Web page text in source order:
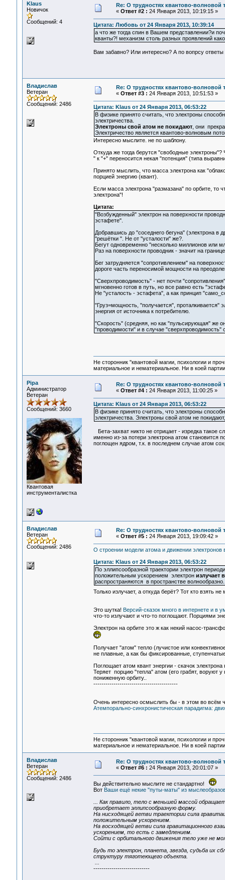
Klaus
Новичок
Сообщений: 4
Re: О трудностях квантово-волновой
« Ответ #2 : 24 Января 2013, 10:19:15 »
Цитата: Любовь от 24 Января 2013, 10:39:14
а что же тогда спин в Вашем представлении?и
кванты?! механизм столь разных проявлений
Вам забавно? Или интересно? А по вопрсу
Владислав
Ветеран
Сообщений: 2486
Re: О трудностях квантово-волновой
« Ответ #3 : 24 Января 2013, 10:51:53 »
Цитата: Klaus от 24 Января 2013, 06:53:22
В физике принято считать, что электроны
электричества.
Электроны свой атом не покидают, они
Электричество является квантово-волновым
Интересно мыслите. не по шаблону.
Откуда же тогда берутся "свободные
" к "+" переносится некая "потенция" (типа
Принято мыслить, что масса электрона как
порцией энергию (квант).
Если масса электрона "размазана" по орбите, то
электрона"!
Цитата:
"Возбужденный" электрон на поверхности
эстафете".
Добравшись до "соседнего бегуна" (электрона в
"решётки ". Не от "усталости" же?.
Бегут одновременно "несколько миллионов или
Раз на поверхности проводник - значит на
Бег затрудняется "сопротивлением" на
дороге часть переносимой мощности на
"Сверхпроводимость" - нет почти
мгновенно готов в путь, но все равно есть
Не "усталость - эстафета", а как принцип
"Груз=мощность, "получается",
энергия от источника к потребителю.
"Скорость" (средняя, но как "пульсирующая" же
"проводимости" и в случае "сверхпроводимость"
Не сторонник "квантовой магии, психологии и
материальное и нематериальное. Ни в коей
Pipa
Администратор
Ветеран
Сообщений: 3660
Квантовая
инструменталистка
Re: О трудностях квантово-волновой
« Ответ #4 : 24 Января 2013, 11:00:25 »
Цитата: Klaus от 24 Января 2013, 06:53:22
В физике принято считать, что электроны
электричества. Электроны свой атом не
Бета-захват никто не отрицает - изредка
именно из-за потери электрона атом становится
поглощен ядром, т.к. в последнем случае атом
Владислав
Ветеран
Сообщений: 2486
Re: О трудностях квантово-волновой
« Ответ #5 : 24 Января 2013, 19:09:42 »
О строении модели атома и движении электронов
Цитата: Klaus от 24 Января 2013, 06:53:22
По эллипсообразной траектории электрон
положительным ускорением электрон излучает
распространяются в пространстве волнообразно.
Только излучает, а откуда берёт? Тот кто взять
Это шутка! Версий-сказок много в интернете и в
что-то излучают и что-то поглощают. Порциями
Электрон на орбите это ж как некий насос-
Получает "атом" тепло (лучистое или
не плавные, а как бы фиксированные,
Поглощает атом квант энергии - скачок
Теряет порцию "тепла" атом (его грабят, воруют
пониженную орбиту..
------------------------------------------
Очень интересно осмыслить бы - в этом во всём
Атемпорально-синхронистическая парадигма:
Не сторонник "квантовой магии, психологии и
материальное и нематериальное. Ни в коей
Владислав
Ветеран
Сообщений: 2486
Re: О трудностях квантово-волновой
« Ответ #6 : 24 Января 2013, 20:01:07 »
Вы действительно мыслите не стандартно!
ВотВаши ещё некие "путы-маты" из
... Как правило, тело с меньшей массой
приобретает эллипсообразную форму.
На нисходящей ветви траектории сила
положительным ускорением.
На восходящей ветви сила гравитационного
ускорением, то есть с замедлением.
Сойти с орбитального движения тело уже не
Будь то электрон, планета, звезда, судьба их
структуру тяготеющего объекта.
----------------------------